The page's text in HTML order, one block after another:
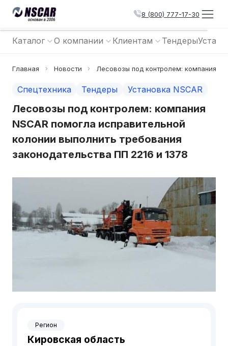
8 (800) 777-17-30
Каталог О компании Клиентам Тендеры
Главная Новости Лесовозы под контролем: компания
Спецтехника Тендеры Установка NSCAR
Лесовозы под контролем: компания
NSCAR помогла исправительной
колонии выполнить требования
законодательства ПП 2216 и 1378
Регион
Кировская область